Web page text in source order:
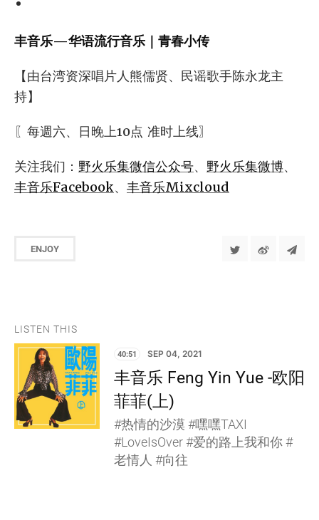
丰音乐—华语流行音乐｜青春小传
【由台湾资深唱片人熊儒贤、民谣歌手陈永龙主
持】
〖每週六、日晚上10点 准时上线〗
关注我们： 野火乐集微信公众号、 野火乐集微博、
丰音乐Facebook、 丰音乐Mixcloud
ENJOY
LISTEN THIS
40:51 SEP 04, 2021
丰音乐 Feng Yin Yue -欧阳
菲菲(上)
#热情的沙漠 #嘿嘿TAXI
#LoveIsOver #爱的路上我和你 #
老情人 #向往